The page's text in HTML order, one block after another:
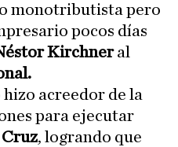
monotributista pero
pocos días
Kirchneral
acreedor de la
para ejecutar
, logrando que